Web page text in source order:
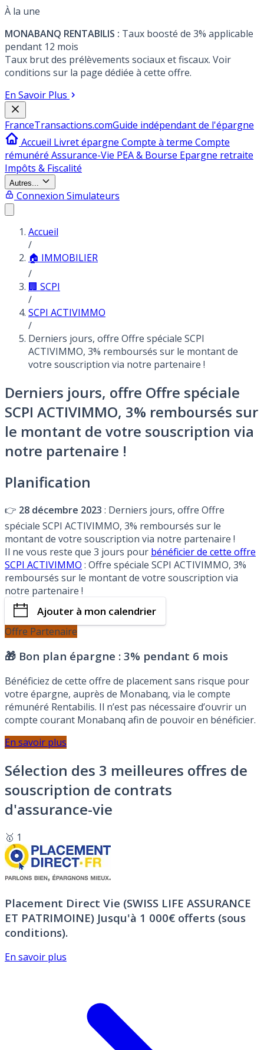
À la une
MONABANQ RENTABILIS : Taux boosté de 3% applicable
pendant 12 mois
Taux brut des prélèvements sociaux et fiscaux. Voir
conditions sur la page dédiée à cette offre.
En Savoir Plus
FranceTransactions.comGuide indépendant de l'épargne
Accueil Livret épargne Compte à terme Compte
rémunéré Assurance-Vie PEA & Bourse Epargne retraite
Impôts & Fiscalité
Autres...
Connexion Simulateurs
Accueil
/
🏠 IMMOBILIER
/
🏢 SCPI
/
SCPI ACTIVIMMO
/
Derniers jours, offre Offre spéciale SCPI
ACTIVIMMO, 3% remboursés sur le montant de
votre souscription via notre partenaire !
Derniers jours, offre Offre spéciale
SCPI ACTIVIMMO, 3% remboursés sur
le montant de votre souscription via
notre partenaire !
Planification
👉 28 décembre 2023 : Derniers jours, offre Offre
spéciale SCPI ACTIVIMMO, 3% remboursés sur le
montant de votre souscription via notre partenaire !
Il ne vous reste que 3 jours pour bénéficier de cette offre
SCPI ACTIVIMMO : Offre spéciale SCPI ACTIVIMMO, 3%
remboursés sur le montant de votre souscription via
notre partenaire !
Ajouter à mon calendrier
Offre Partenaire
🎁 Bon plan épargne : 3% pendant 6 mois
Bénéficiez de cette offre de placement sans risque pour
votre épargne, auprès de Monabanq, via le compte
rémunéré Rentabilis. Il n’est pas nécessaire d’ouvrir un
compte courant Monabanq afin de pouvoir en bénéficier.
En savoir plus
Sélection des 3 meilleures offres de
souscription de contrats
d'assurance-vie
🥇 1
Placement Direct Vie (SWISS LIFE ASSURANCE
ET PATRIMOINE) Jusqu'à 1 000€ offerts (sous
conditions).
En savoir plus